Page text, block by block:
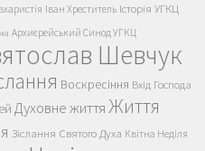
Іван Хреститель Історія УГКЦ
Архиєрейський Синод УГКЦ
Шевчук
Воскресіння Вхід Господа
Духовне життяЖиття
Зіслання Святого Духа Квітна Неділя